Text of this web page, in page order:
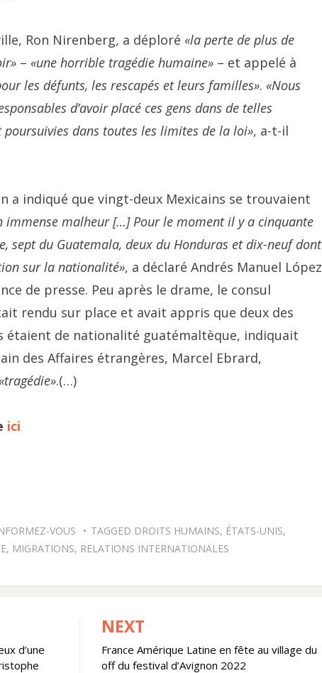
Ron Nirenberg, a déploré «la perte de plus de
– «une horrible tragédie humaine» – et appelé à
les défunts, les rescapés et leurs familles». «Nous
d’avoir placé ces gens dans de telles
dans toutes les limites de la loi», a-t-il
a indiqué que vingt-deux Mexicains se trouvaient
immense malheur […] Pour le moment il y a cinquante
sept du Guatemala, deux du Honduras et dix-neuf dont
sur la nationalité», a déclaré Andrés Manuel López
de presse. Peu après le drame, le consul
rendu sur place et avait appris que deux des
étaient de nationalité guatémaltèque, indiquait
des Affaires étrangères, Marcel Ebrard,
«tragédie».(…)
ici
VOUS TAGGED DROITS HUMAINS, ÉTATS-UNIS,
, MIGRATIONS, RELATIONS INTERNATIONALES
d’une
NEXT
France Amérique Latine en fête au village du
off du festival d’Avignon 2022